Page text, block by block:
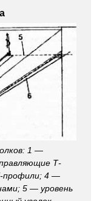
1 —
Т-
профили; 4 —
5 — уровень